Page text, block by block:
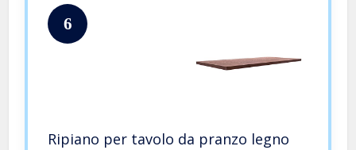
6
Ripiano per tavolo da pranzo legno